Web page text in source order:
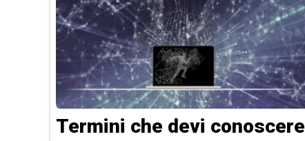
Termini che devi conoscere